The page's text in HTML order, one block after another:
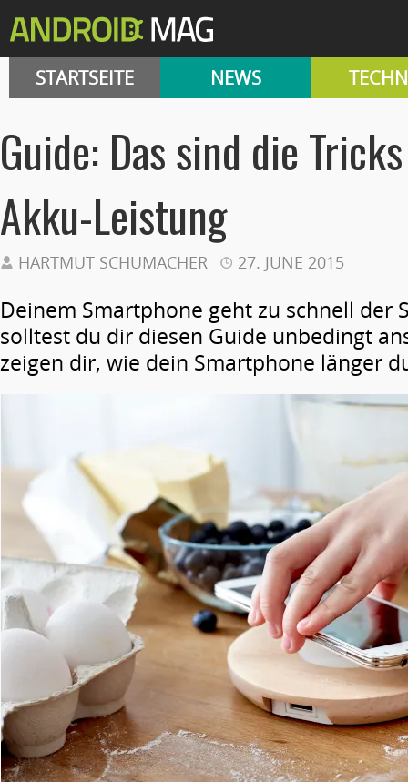
STARTSEITE NEWS
Guide: Das sind die
Akku-Leistung
HARTMUT SCHUMACHER 27. JUNE 2015
Deinem Smartphone geht zu schnell der
solltest du dir diesen Guide unbedingt
zeigen dir, wie dein Smartphone länger